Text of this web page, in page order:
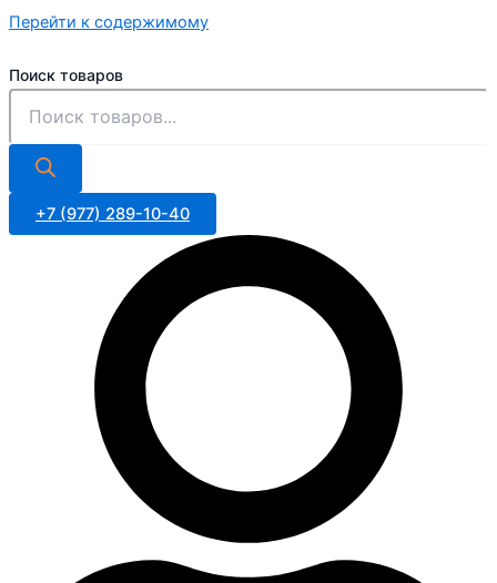
Перейти к содержимому
Поиск товаров
+7 (977) 289-10-40